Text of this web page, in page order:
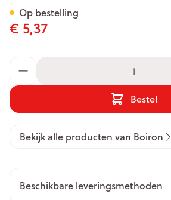
€ 5,37
Bestel
Op bestelling
Bekijk alle producten van Boiron
Beschikbare leveringsmethoden